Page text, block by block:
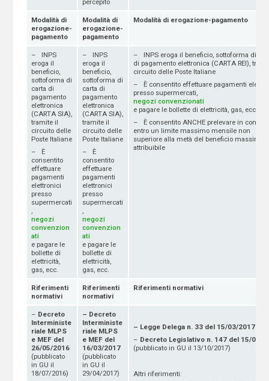
percepito
Modalità di
erogazione-
pagamento
Modalità di
erogazione-
pagamento
Modalità di erogazione-pagamento
– INPS
eroga il
beneficio,
sottoforma di
carta di
pagamento
elettronica
(CARTA SIA),
tramite il
circuito delle
Poste Italiane
– È
consentito
effettuare
pagamenti
elettronici
presso
supermercati
,
negozi
convenzion
ati
e pagare le
bollette di
elettricità,
gas, ecc.
– INPS
eroga il
beneficio,
sottoforma di
carta di
pagamento
elettronica
(CARTA SIA),
tramite il
circuito delle
Poste Italiane
– È
consentito
effettuare
pagamenti
elettronici
presso
supermercati
,
negozi
convenzion
ati
e pagare le
bollette di
elettricità,
gas, ecc.
– INPS eroga il beneficio, sottoforma di
di pagamento elettronica (CARTA REI),
circuito delle Poste Italiane
– È consentito effettuare pagamenti
presso supermercati,
negozi convenzionati
e pagare le bollette di elettricità, gas, ecc.
– È consentito ANCHE prelevare in
entro un limite massimo mensile non
superiore alla metà del beneficio massimo
attribuibile
Riferimenti
normativi
Riferimenti
normativi
Riferimenti normativi
– Decreto
Interministe
riale MLPS
e MEF del
26/05/2016
(pubblicato
in GU il
18/07/2016)
– Decreto
Interministe
riale MLPS
e MEF del
16/03/2017
(pubblicato
in GU il
29/04/2017)
– Legge Delega n. 33 del 15/03/2017
– Decreto Legislativo n. 147 del 15/09/
(pubblicato in GU il 13/10/2017)
Altri riferimenti: